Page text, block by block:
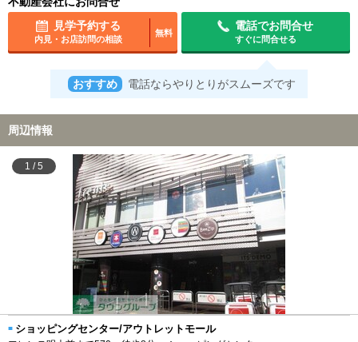
見学予約する
内見・お店訪問の相談
無料
電話でお問合せ
すぐに問合せる
おすすめ 電話ならやりとりがスムーズです
周辺情報
1 /5
ショッピングセンター/アウトレットモール